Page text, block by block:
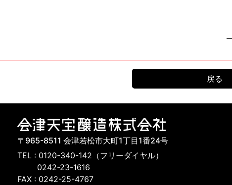
戻る
〒965-8511 会津若松市大町1丁目1番24号
TEL : 0120-340-142（フリーダイヤル）
0242-23-1616
FAX : 0242-25-4767